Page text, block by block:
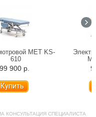
МЕТ KS-
610
900 р.
КОНСУЛЬТАЦИЯ СПЕЦИАЛИСТА